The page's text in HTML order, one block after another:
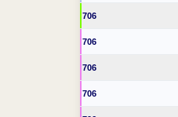
706
706
706
706